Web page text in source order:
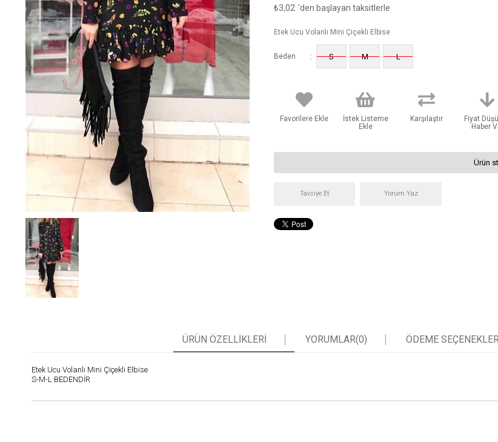
₺3,02 'den başlayan taksitlerle
Etek Ucu Volanlı Mini Çiçekli Elbise
Beden : S M L
Favorilere Ekle
İstek Listeme
Ekle
Karşılaştır
Fiyat
Haber
Ürün
Tavsiye Et Yorum Yaz
ÜRÜN ÖZELLIKLERI YORUMLAR(0) ÖDEME
Etek Ucu Volanlı Mini Çiçekli Elbise
S-M-L BEDENDİR